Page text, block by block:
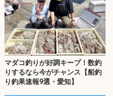
マダコ釣りが好調キープ！数釣
りするなら今がチャンス【船釣
り釣果速報9選・愛知】